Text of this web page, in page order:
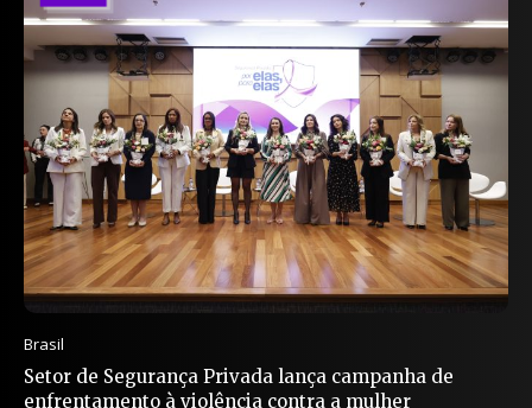
Brasil
Setor de Segurança Privada lança campanha de
enfrentamento à violência contra a mulher